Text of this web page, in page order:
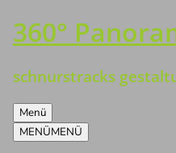
Zum
Inhalt
360°
schnurstracks
Menü
MENÜMENÜ